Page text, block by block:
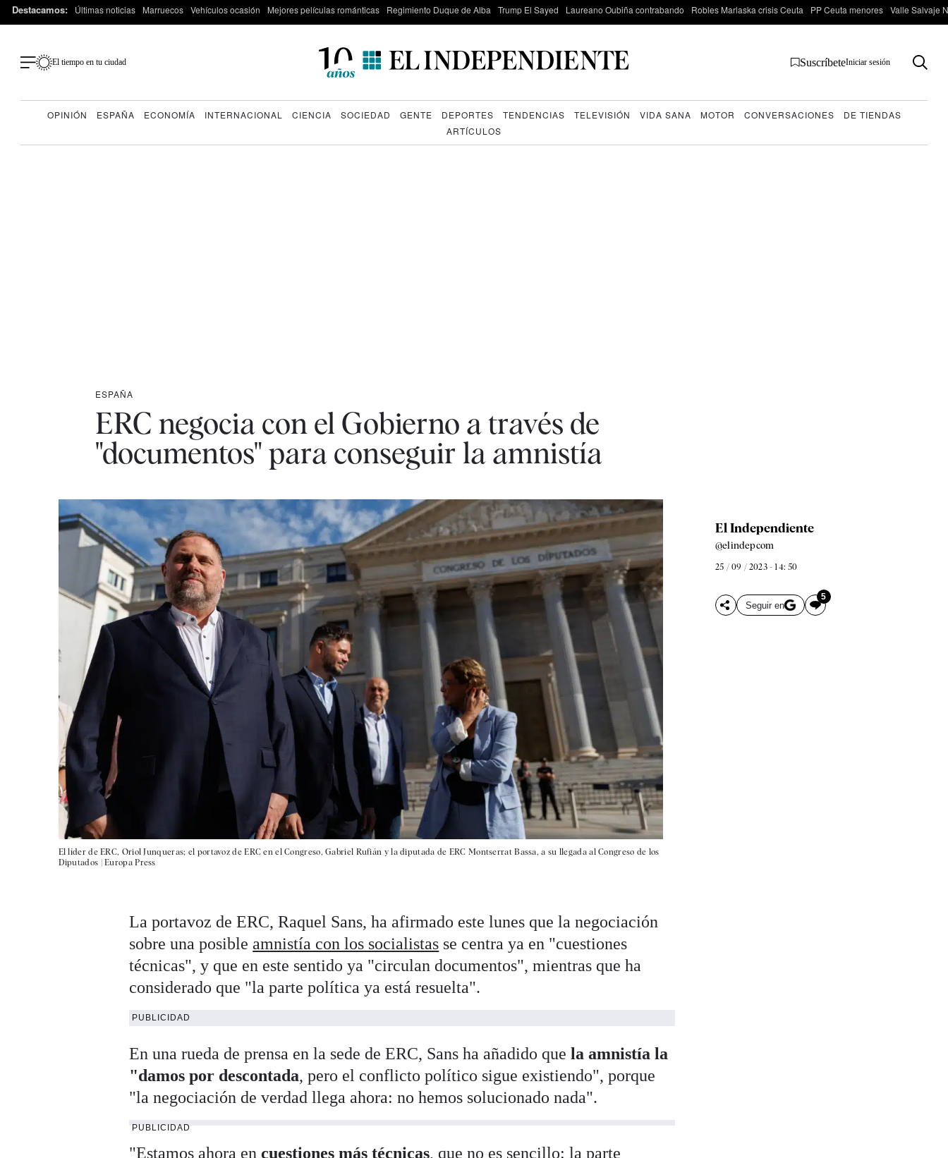
Destacamos: Últimas noticias Marruecos Vehículos ocasión Mejores películas románticas Regimiento Duque de Alba Trump El Sayed Laureano Oubiña contrabando Robles Marlaska crisis Ceuta PP Ceuta menores Valle Salvaje
El tiempo en tu ciudad SuscríbeteIniciar sesión
OPINIÓN ESPAÑA ECONOMÍA INTERNACIONAL CIENCIA SOCIEDAD GENTE DEPORTES TENDENCIAS TELEVISIÓN VIDA SANA MOTOR CONVERSACIONES
DE TIENDAS
ARTÍCULOS
ESPAÑA
ERC negocia con el Gobierno a través de
"documentos" para conseguir la amnistía
El líder de ERC, Oriol Junqueras; el portavoz de ERC en el Congreso, Gabriel Rufián y la diputada de ERC Montserrat Bassa, a su llegada al Congreso de los
Diputados |Europa Press
El Independiente
@elindepcom
25 / 09 / 2023 - 14: 50
Seguir en
5
La portavoz de ERC, Raquel Sans, ha afirmado este lunes que la negociación
sobre una posible amnistía con los socialistas se centra ya en "cuestiones
técnicas", y que en este sentido ya "circulan documentos", mientras que ha
considerado que "la parte política ya está resuelta".
PUBLICIDAD
En una rueda de prensa en la sede de ERC, Sans ha añadido quela amnistía la
"damos por descontada, pero el conflicto político sigue existiendo", porque
"la negociación de verdad llega ahora: no hemos solucionado nada".
PUBLICIDAD
"Estamos ahora encuestiones más técnicas, que no es sencillo: la parte